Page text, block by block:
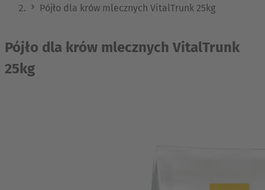
Pójło dla krów mlecznych VitalTrunk 25kg
Pójło dla krów mlecznych VitalTrunk
25kg